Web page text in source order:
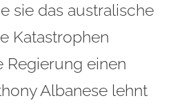
sie das australische
Katastrophen
Regierung einen
Albanese lehnt